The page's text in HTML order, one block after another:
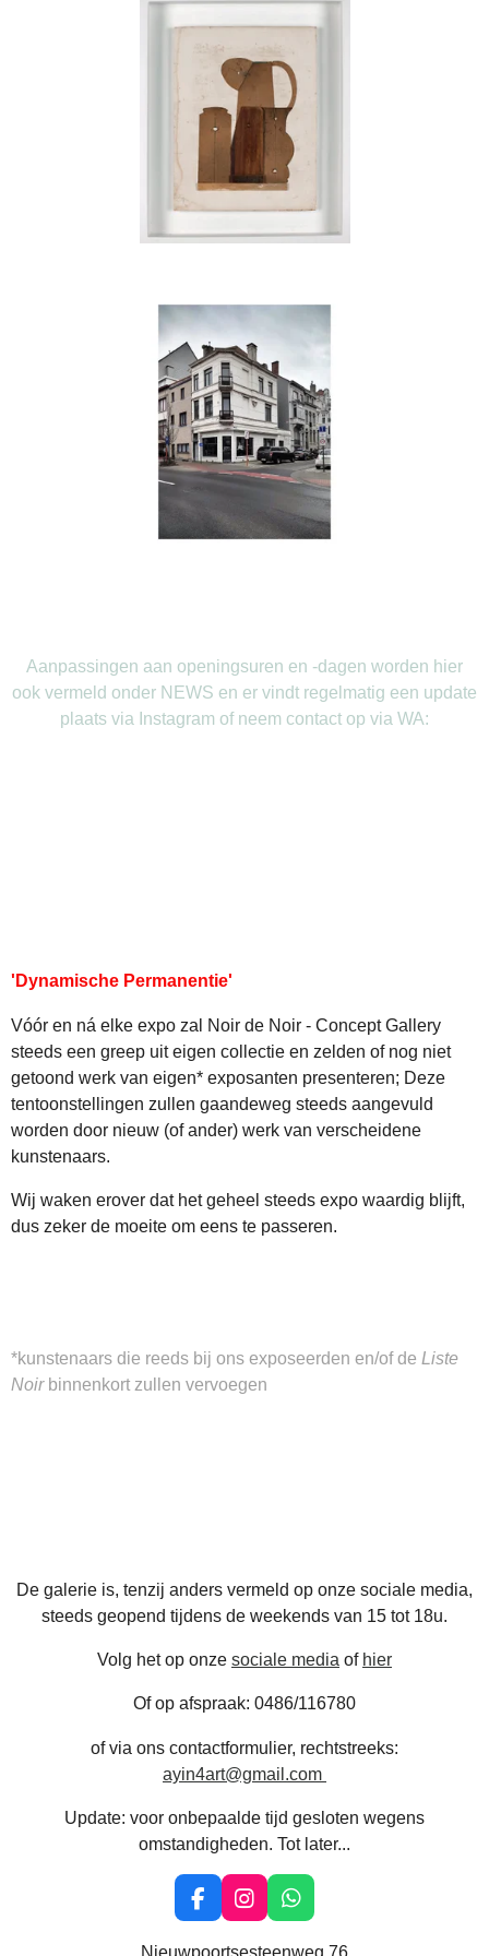
Aanpassingen aan openingsuren en -dagen worden hier
ook vermeld onder NEWS en er vindt regelmatig een update
plaats via Instagram of neem contact op via WA:
'Dynamische Permanentie'
Vóór en ná elke expo zal Noir de Noir - Concept Gallery
steeds een greep uit eigen collectie en zelden of nog niet
getoond werk van eigen* exposanten presenteren; Deze
tentoonstellingen zullen gaandeweg steeds aangevuld
worden door nieuw (of ander) werk van verscheidene
kunstenaars.
Wij waken erover dat het geheel steeds expo waardig blijft,
dus zeker de moeite om eens te passeren.
*kunstenaars die reeds bij ons exposeerden en/of de Liste
Noir binnenkort zullen vervoegen
De galerie is, tenzij anders vermeld op onze sociale media,
steeds geopend tijdens de weekends van 15 tot 18u.
Volg het op onze sociale media of hier
Of op afspraak: 0486/116780
of via ons contactformulier, rechtstreeks:
ayin4art@gmail.com
Update: voor onbepaalde tijd gesloten wegens
omstandigheden. Tot later...
F
a
c
I
n
s
W
h
a
Nieuwpoortsesteenweg 76